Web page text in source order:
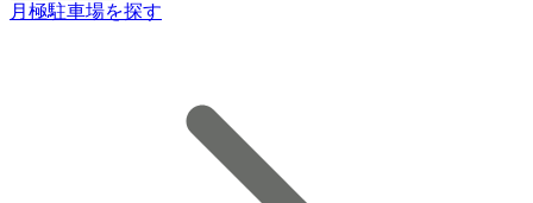
月極駐車場を探す